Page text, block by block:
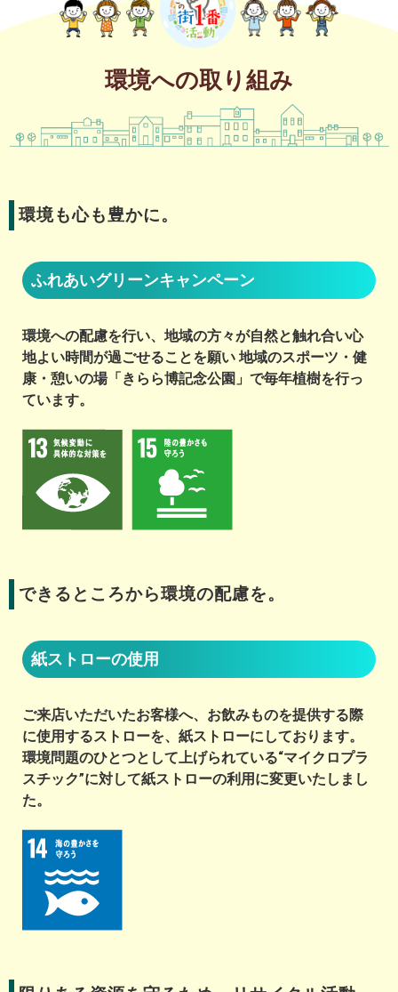
環境への取り組み
環境も心も豊かに。
ふれあいグリーンキャンペーン
環境への配慮を行い、地域の方々が自然と触れ合い心
地よい時間が過ごせることを願い 地域のスポーツ・健
康・憩いの場「きらら博記念公園」で毎年植樹を行っ
ています。
できるところから環境の配慮を。
紙ストローの使用
ご来店いただいたお客様へ、お飲みものを提供する際
に使用するストローを、紙ストローにしております。
環境問題のひとつとして上げられている“マイクロプラ
スチック”に対して紙ストローの利用に変更いたしまし
た。